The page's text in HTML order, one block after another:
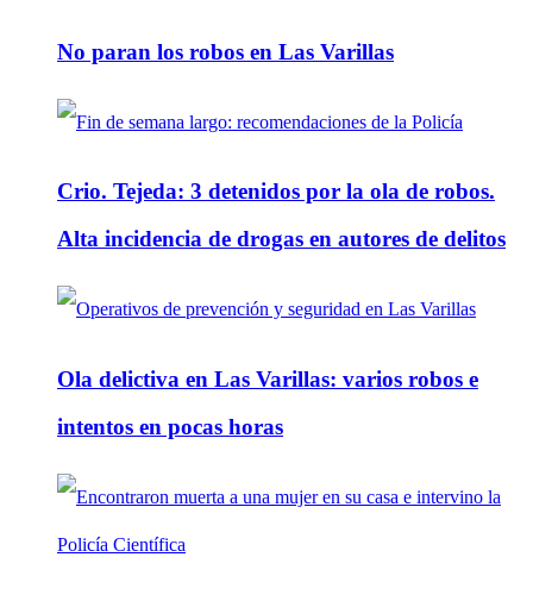
No paran los robos en Las Varillas
Crio. Tejeda: 3 detenidos por la ola de robos.
Alta incidencia de drogas en autores de delitos
Ola delictiva en Las Varillas: varios robos e
intentos en pocas horas